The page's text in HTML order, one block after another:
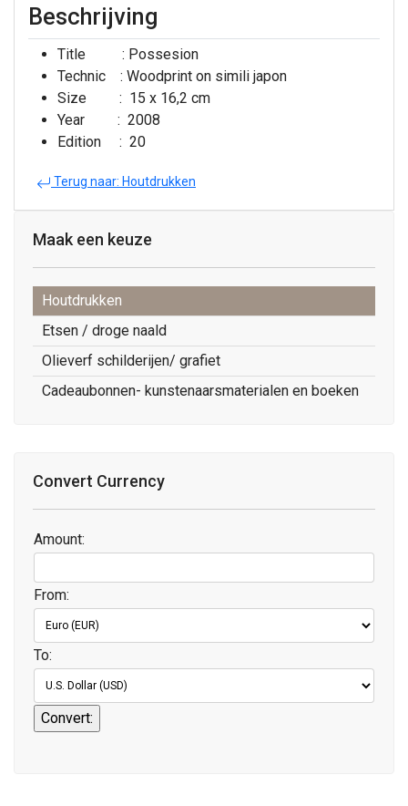
Beschrijving
Title : Possesion
Technic : Woodprint on simili japon
Size : 15 x 16,2 cm
Year : 2008
Edition : 20
Terug naar: Houtdrukken
Maak een keuze
Houtdrukken
Etsen / droge naald
Olieverf schilderijen/ grafiet
Cadeaubonnen- kunstenaarsmaterialen en boeken
Convert Currency
Amount:
From:
To: